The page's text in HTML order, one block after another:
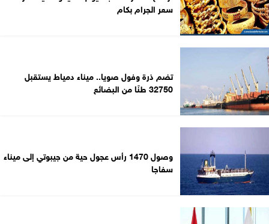
سعر الجرام بكام
تضم ذرة وفول صويا.. ميناء دمياط يستقبل
32750 طنًا من البضائع
وصول 1470 رأس عجول حية من جيبوتي إلى ميناء
سفاجا